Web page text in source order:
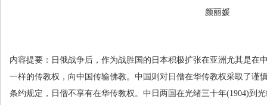
颜丽媛
内容提要：日俄战争后，作为战胜国的日本积极扩张在亚洲尤其是在
一样的传教权，向中国传输佛教。中国则对日僧在华传教权采取了谨
条约规定，日僧不享有在华传教权。中日两国在光绪三十年(1904)到